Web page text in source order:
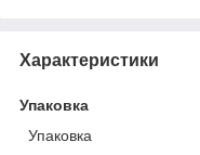
Характеристики
Упаковка
Упаковка